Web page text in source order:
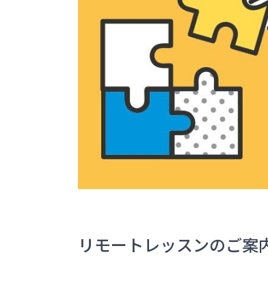
リモートレッスンのご案